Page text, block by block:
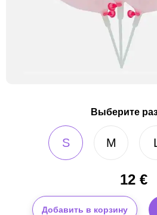
Выберите
S M
12 €
Добавить в корзину